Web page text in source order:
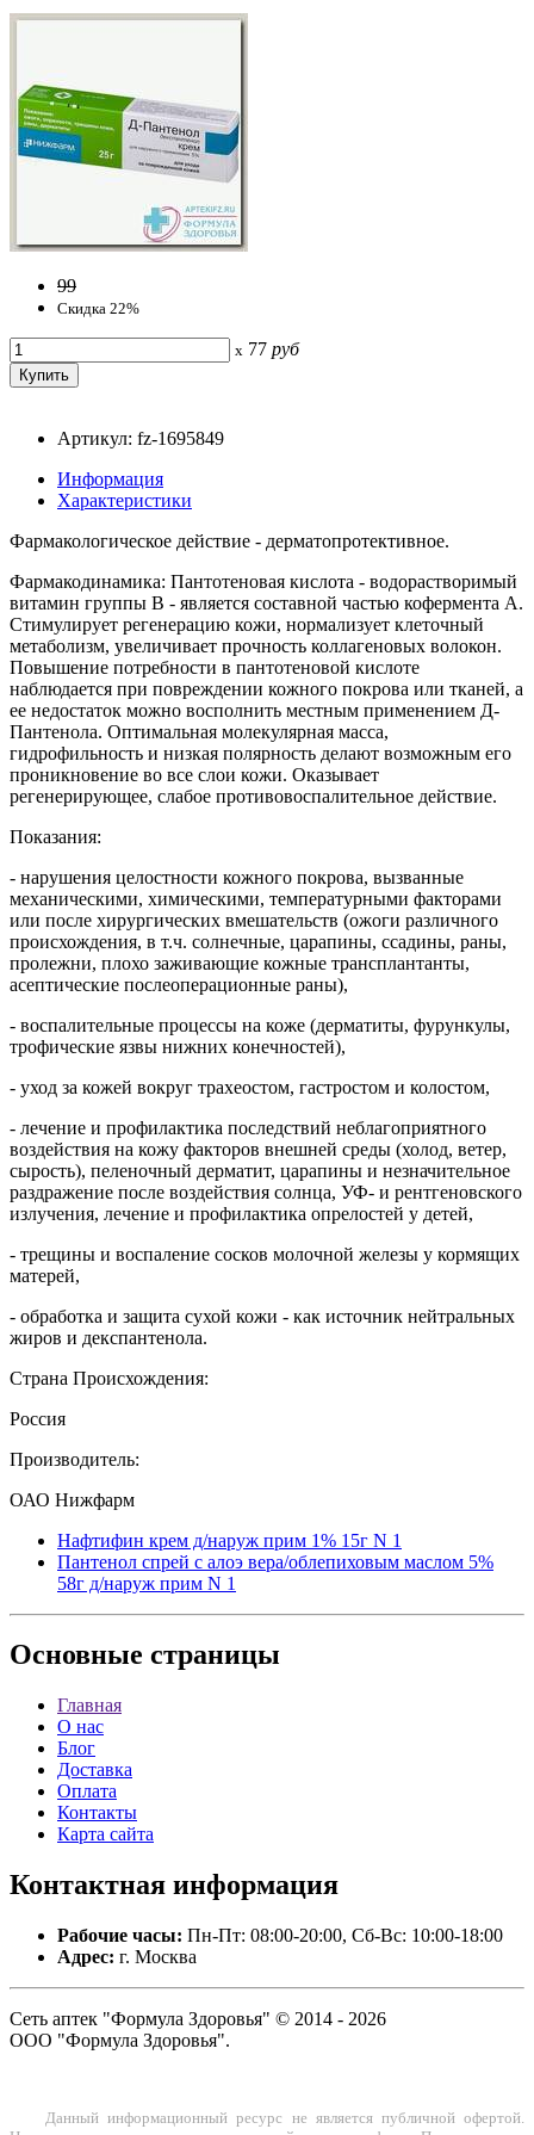
99
Скидка 22%
x 77 руб
Артикул: fz-1695849
Информация
Характеристики
Фармакологическое действие - дерматопротективное.
Фармакодинамика: Пантотеновая кислота - водорастворимый
витамин группы В - является составной частью кофермента А.
Стимулирует регенерацию кожи, нормализует клеточный
метаболизм, увеличивает прочность коллагеновых волокон.
Повышение потребности в пантотеновой кислоте
наблюдается при повреждении кожного покрова или тканей, а
ее недостаток можно восполнить местным применением Д-
Пантенола. Оптимальная молекулярная масса,
гидрофильность и низкая полярность делают возможным его
проникновение во все слои кожи. Оказывает
регенерирующее, слабое противовоспалительное действие.
Показания:
- нарушения целостности кожного покрова, вызванные
механическими, химическими, температурными факторами
или после хирургических вмешательств (ожоги различного
происхождения, в т.ч. солнечные, царапины, ссадины, раны,
пролежни, плохо заживающие кожные трансплантанты,
асептические послеоперационные раны),
- воспалительные процессы на коже (дерматиты, фурункулы,
трофические язвы нижних конечностей),
- уход за кожей вокруг трахеостом, гастростом и колостом,
- лечение и профилактика последствий неблагоприятного
воздействия на кожу факторов внешней среды (холод, ветер,
сырость), пеленочный дерматит, царапины и незначительное
раздражение после воздействия солнца, УФ- и рентгеновского
излучения, лечение и профилактика опрелостей у детей,
- трещины и воспаление сосков молочной железы у кормящих
матерей,
- обработка и защита сухой кожи - как источник нейтральных
жиров и декспантенола.
Страна Происхождения:
Россия
Производитель:
ОАО Нижфарм
Нафтифин крем д/наруж прим 1% 15г N 1
Пантенол спрей с алоэ вера/облепиховым маслом 5%
58г д/наруж прим N 1
Основные страницы
Главная
О нас
Блог
Доставка
Оплата
Контакты
Карта сайта
Контактная информация
Рабочие часы: Пн-Пт: 08:00-20:00, Сб-Вс: 10:00-18:00
Адрес: г. Москва
Сеть аптек "Формула Здоровья" © 2014 - 2026
ООО "Формула Здоровья".
Данный информационный ресурс не является публичной офертой.